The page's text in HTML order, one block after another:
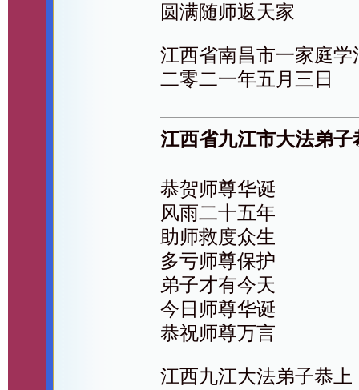
圆满随师返天家
江西省南昌市一家庭
二零二一年五月三日
江西省九江市大法弟
恭贺师尊华诞
风雨二十五年
助师救度众生
多亏师尊保护
弟子才有今天
今日师尊华诞
恭祝师尊万言
江西九江大法弟子恭上